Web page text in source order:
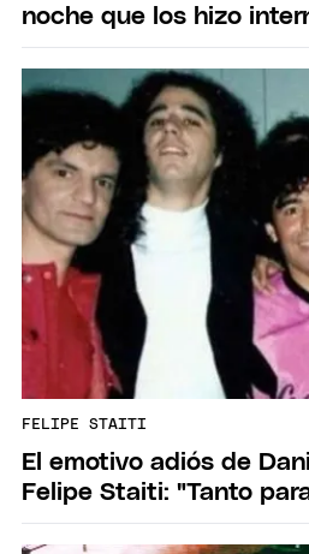
noche que los hizo
FELIPE STAITI
El emotivo adiós de
Felipe Staiti: "Tanto